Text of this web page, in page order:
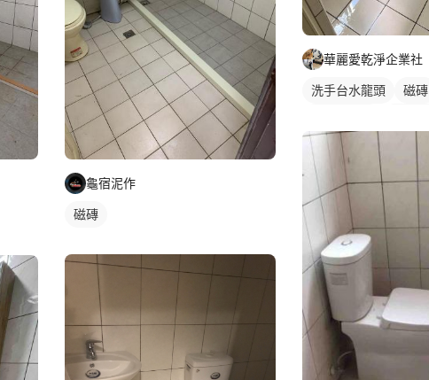
龜宿泥作
磁磚
華麗愛乾淨企業社
洗手台水龍頭
磁磚